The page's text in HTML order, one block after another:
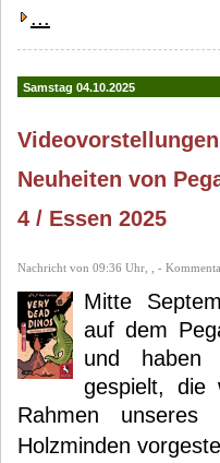
...
Samstag 04.10.2025
Neuheiten von
4 / Essen 2025
Nachricht von 09:36 Uhr, , -
Mitte
auf dem
und haben
gespielt, die
Rahmen unseres
Holzminden